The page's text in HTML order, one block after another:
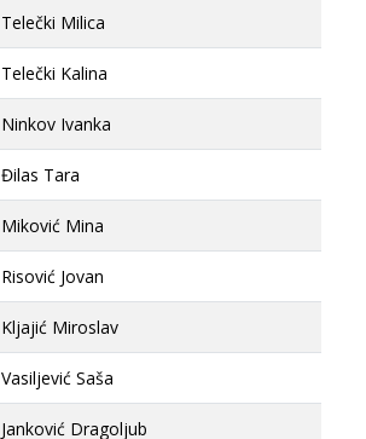
Telečki Milica
Telečki Kalina
Ninkov Ivanka
Đilas Tara
Miković Mina
Risović Jovan
Kljajić Miroslav
Vasiljević Saša
Janković Dragoljub